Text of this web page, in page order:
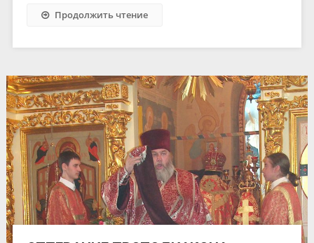
Продолжить чтение